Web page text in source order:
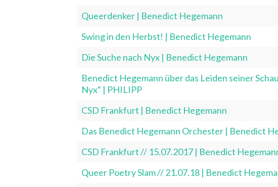
Queerdenker | Benedict Hegemann
Swing in den Herbst! | Benedict Hegemann
Die Suche nach Nyx | Benedict Hegemann
Benedict Hegemann über das Leiden seiner
Nyx“ | PHILIPP
CSD Frankfurt | Benedict Hegemann
Das Benedict Hegemann Orchester | Benedict
CSD Frankfurt // 15.07.2017 | Benedict
Queer Poetry Slam // 21.07.18 | Benedict